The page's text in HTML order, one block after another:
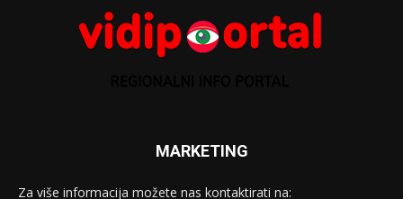
MARKETING
Za više informacija možete nas kontaktirati na: